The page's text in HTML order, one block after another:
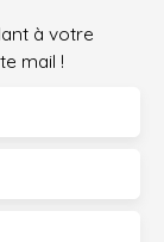
à votre
mail !